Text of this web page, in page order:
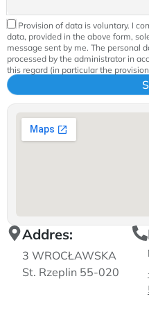
Addres:
3 WROCŁAWSKA
St. Rzeplin 55-020
Provision of data is voluntary. I
data, provided in the above form,
message sent by me. The personal
processed by the administrator in
this regard (in particular the